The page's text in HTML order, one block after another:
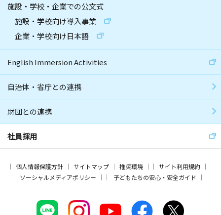
施設・学校・企業での公文式
施設・学校向け導入事業
企業・学校向け日本語
English Immersion Activities
自治体・省庁との連携
財団との連携
社員採用
個人情報保護方針 サイトマップ 推奨環境
サイト利用規約
ソーシャルメディアポリシー
子どもたちの安心・安全ガイド